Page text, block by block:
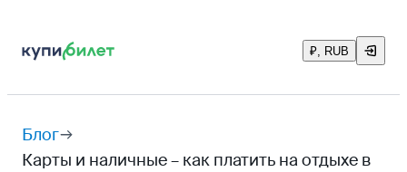
₽, RUB
Блог
Карты и наличные – как платить на отдыхе в